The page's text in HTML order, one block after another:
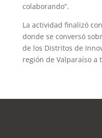
colaborando”.
La actividad finalizó
donde se conversó
de los Distritos de
región de Valparaíso a